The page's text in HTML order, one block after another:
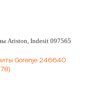
Ariston, Indesit 097565